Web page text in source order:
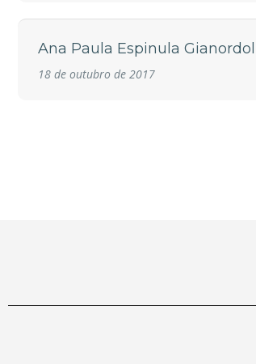
Ana Paula Espinula
18 de outubro de 2017